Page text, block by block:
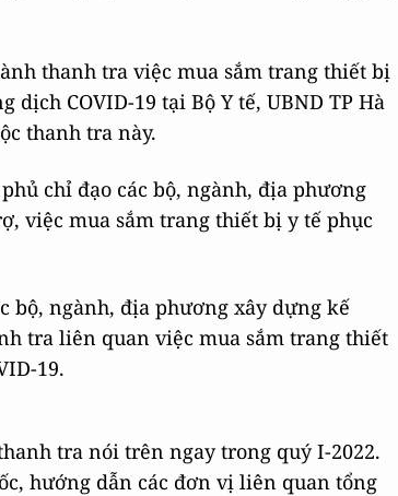
thanh tra việc mua sắm trang thiết bị
COVID-19 tại Bộ Y tế, UBND TP Hà
thanh tra này.
chỉ đạo các bộ, ngành, địa phương
việc mua sắm trang thiết bị y tế phục
bộ, ngành, địa phương xây dựng kế
tra liên quan việc mua sắm trang thiết
19.
tra nói trên ngay trong quý I-2022.
hướng dẫn các đơn vị liên quan tổng